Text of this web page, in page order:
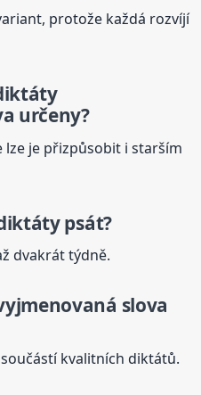
protože každá rozvíjí
určeny?
lze je přizpůsobit i starším
psát?
dvakrát týdně.
slova
kvalitních diktátů.